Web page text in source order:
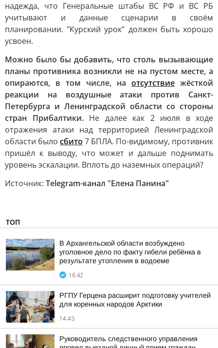
надежда, что Генеральные штабы ВС РФ и ВС РБ
учитывают и данные сценарии в своём
планировании. "Курский урок" должен быть хорошо
усвоен.
Можно было бы добавить, что столь вызывающие
планы противника возникли не на пустом месте, а
опираются, в том числе, на отсутствие жёсткой
реакции на воздушные атаки против Санкт-
Петербурга и Ленинградской области со стороны
стран Прибалтики.Не далее как 2 июля в ходе
отражения атаки над территорией Ленинградской
области было сбито 7 БПЛА. По-видимому, противник
пришёл к выводу, что может и дальше поднимать
уровень эскалации. Вплоть до наземных операций?
Источник: Telegram-канал "Елена Панина"
ТОП
В Архангельской области возбуждено
уголовное дело по факту гибели ребёнка в
результате утопления в водоеме
16:42
РГПУ Герцена расширит подготовку учителей
для коренных народов Арктики
14:43
Руководитель следственного управления